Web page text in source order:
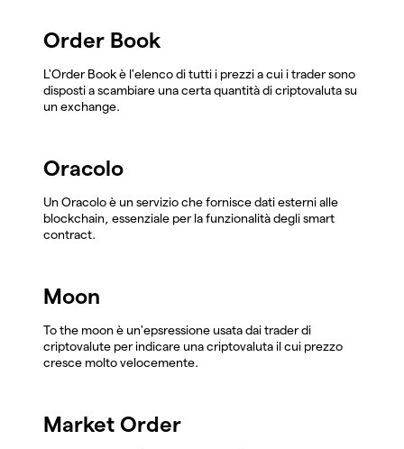
Order Book
L'Order Book è l'elenco di tutti i prezzi a cui i trader sono
disposti a scambiare una certa quantità di criptovaluta su
un exchange.
Oracolo
Un Oracolo è un servizio che fornisce dati esterni alle
blockchain, essenziale per la funzionalità degli smart
contract.
Moon
To the moon è un'epsressione usata dai trader di
criptovalute per indicare una criptovaluta il cui prezzo
cresce molto velocemente.
Market Order